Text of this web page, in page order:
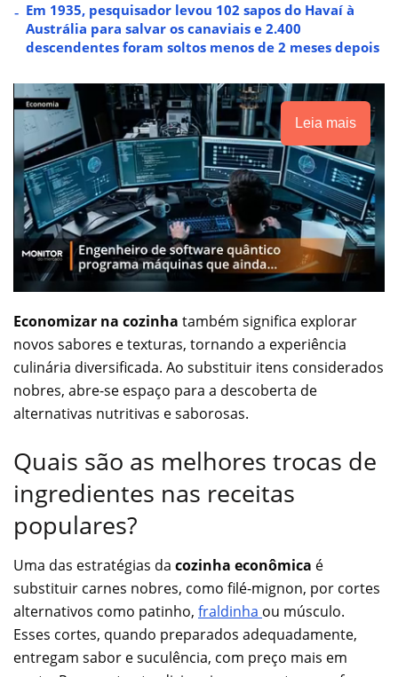
Em 1935, pesquisador levou 102 sapos do Havaí à
Austrália para salvar os canaviais e 2.400
descendentes foram soltos menos de 2 meses depois
Leia mais
Economizar na cozinha também significa explorar
novos sabores e texturas, tornando a experiência
culinária diversificada. Ao substituir itens considerados
nobres, abre-se espaço para a descoberta de
alternativas nutritivas e saborosas.
Quais são as melhores trocas de
ingredientes nas receitas
populares?
Uma das estratégias da cozinha econômica é
substituir carnes nobres, como filé-mignon, por cortes
alternativos como patinho, fraldinha ou músculo.
Esses cortes, quando preparados adequadamente,
entregam sabor e suculência, com preço mais em